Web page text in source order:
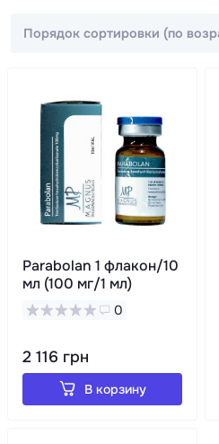
Parabolan 1 флакон/10
мл (100 мг/1 мл)
0
2 116 грн
В корзину